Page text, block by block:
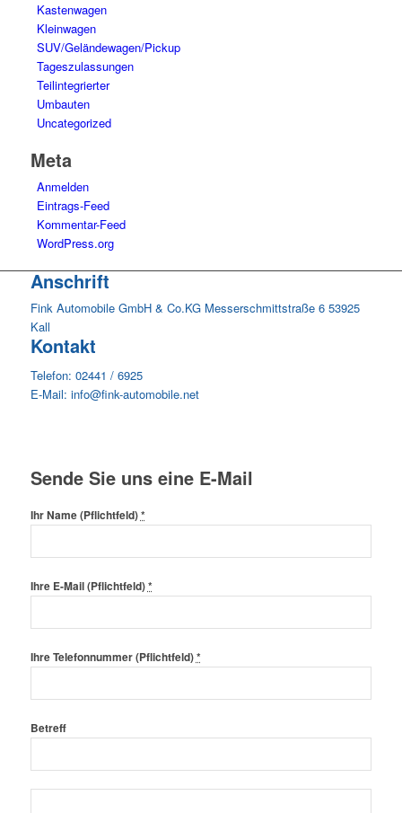
Kastenwagen
Kleinwagen
SUV/Geländewagen/Pickup
Tageszulassungen
Teilintegrierter
Umbauten
Uncategorized
Meta
Anmelden
Eintrags-Feed
Kommentar-Feed
WordPress.org
Anschrift
Fink Automobile GmbH & Co.KG Messerschmittstraße 6 53925
Kall
Kontakt
Telefon: 02441 / 6925
E-Mail: info@fink-automobile.net
Sende Sie uns eine E-Mail
Ihr Name (Pflichtfeld)*
Ihre E-Mail (Pflichtfeld)*
Ihre Telefonnummer (Pflichtfeld)*
Betreff